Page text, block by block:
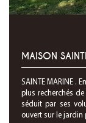
MAISON
SAINTE MARINE .
plus recherchés
séduit par ses
ouvert sur le jardin